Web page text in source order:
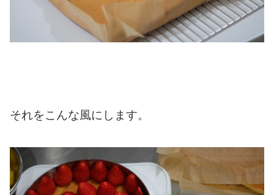
それをこんな風にします。